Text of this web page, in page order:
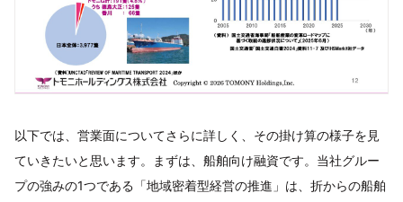
以下では、営業面についてさらに詳しく、その掛け算の様子を見
ていきたいと思います。まずは、船舶向け融資です。当社グルー
プの強みの1つである「地域密着型経営の推進」は、折からの船舶